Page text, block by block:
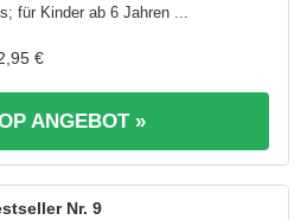
für Kinder ab 6 Jahren ...
€
ANGEBOT »
9